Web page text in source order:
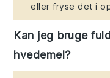
eller fryse det i
Kan jeg bruge
hvedemel?